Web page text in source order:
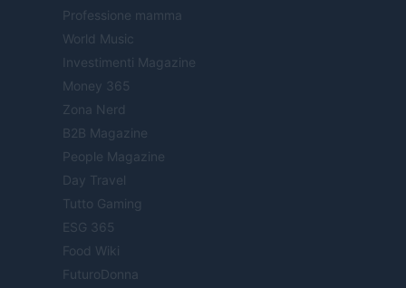
Professione mamma
World Music
Investimenti Magazine
Money 365
Zona Nerd
B2B Magazine
People Magazine
Day Travel
Tutto Gaming
ESG 365
Food Wiki
FuturoDonna